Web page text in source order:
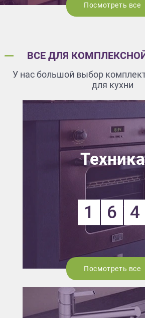
Посмотреть все
ВСЕ ДЛЯ
У нас большой выбор
для кухни
Техника
1 6 4
Посмотреть все